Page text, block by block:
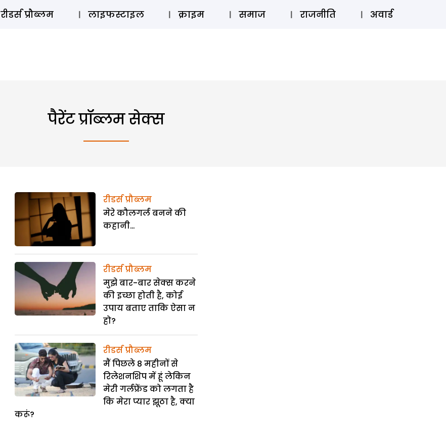
ऑडियो स्टोरी लॉग इन ⚲ SUBSCRIBE
रीडर्स प्रौब्लम लाइफस्टाइल क्राइम समाज राजनीति अवार्ड
पैरेंट प्रॉब्लम सेक्स
रीडर्स प्रौब्लम
मेरे कौलगर्ल बनने की
कहानी…
रीडर्स प्रौब्लम
मुझे बार-बार सेक्स करने
की इच्छा होती है, कोई
उपाय बताए ताकि ऐसा न
हो?
रीडर्स प्रौब्लम
मैं पिछले 8 महीनों से
रिलेशनशिप में हूं लेकिन
मेरी गर्लफ्रेंड को लगता है
कि मेरा प्यार झूठा है, क्या
करूं?